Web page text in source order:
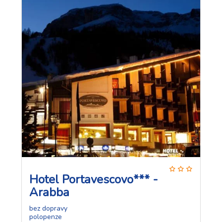
Hotel Portavescovo*** -
Arabba
bez dopravy
polopenze